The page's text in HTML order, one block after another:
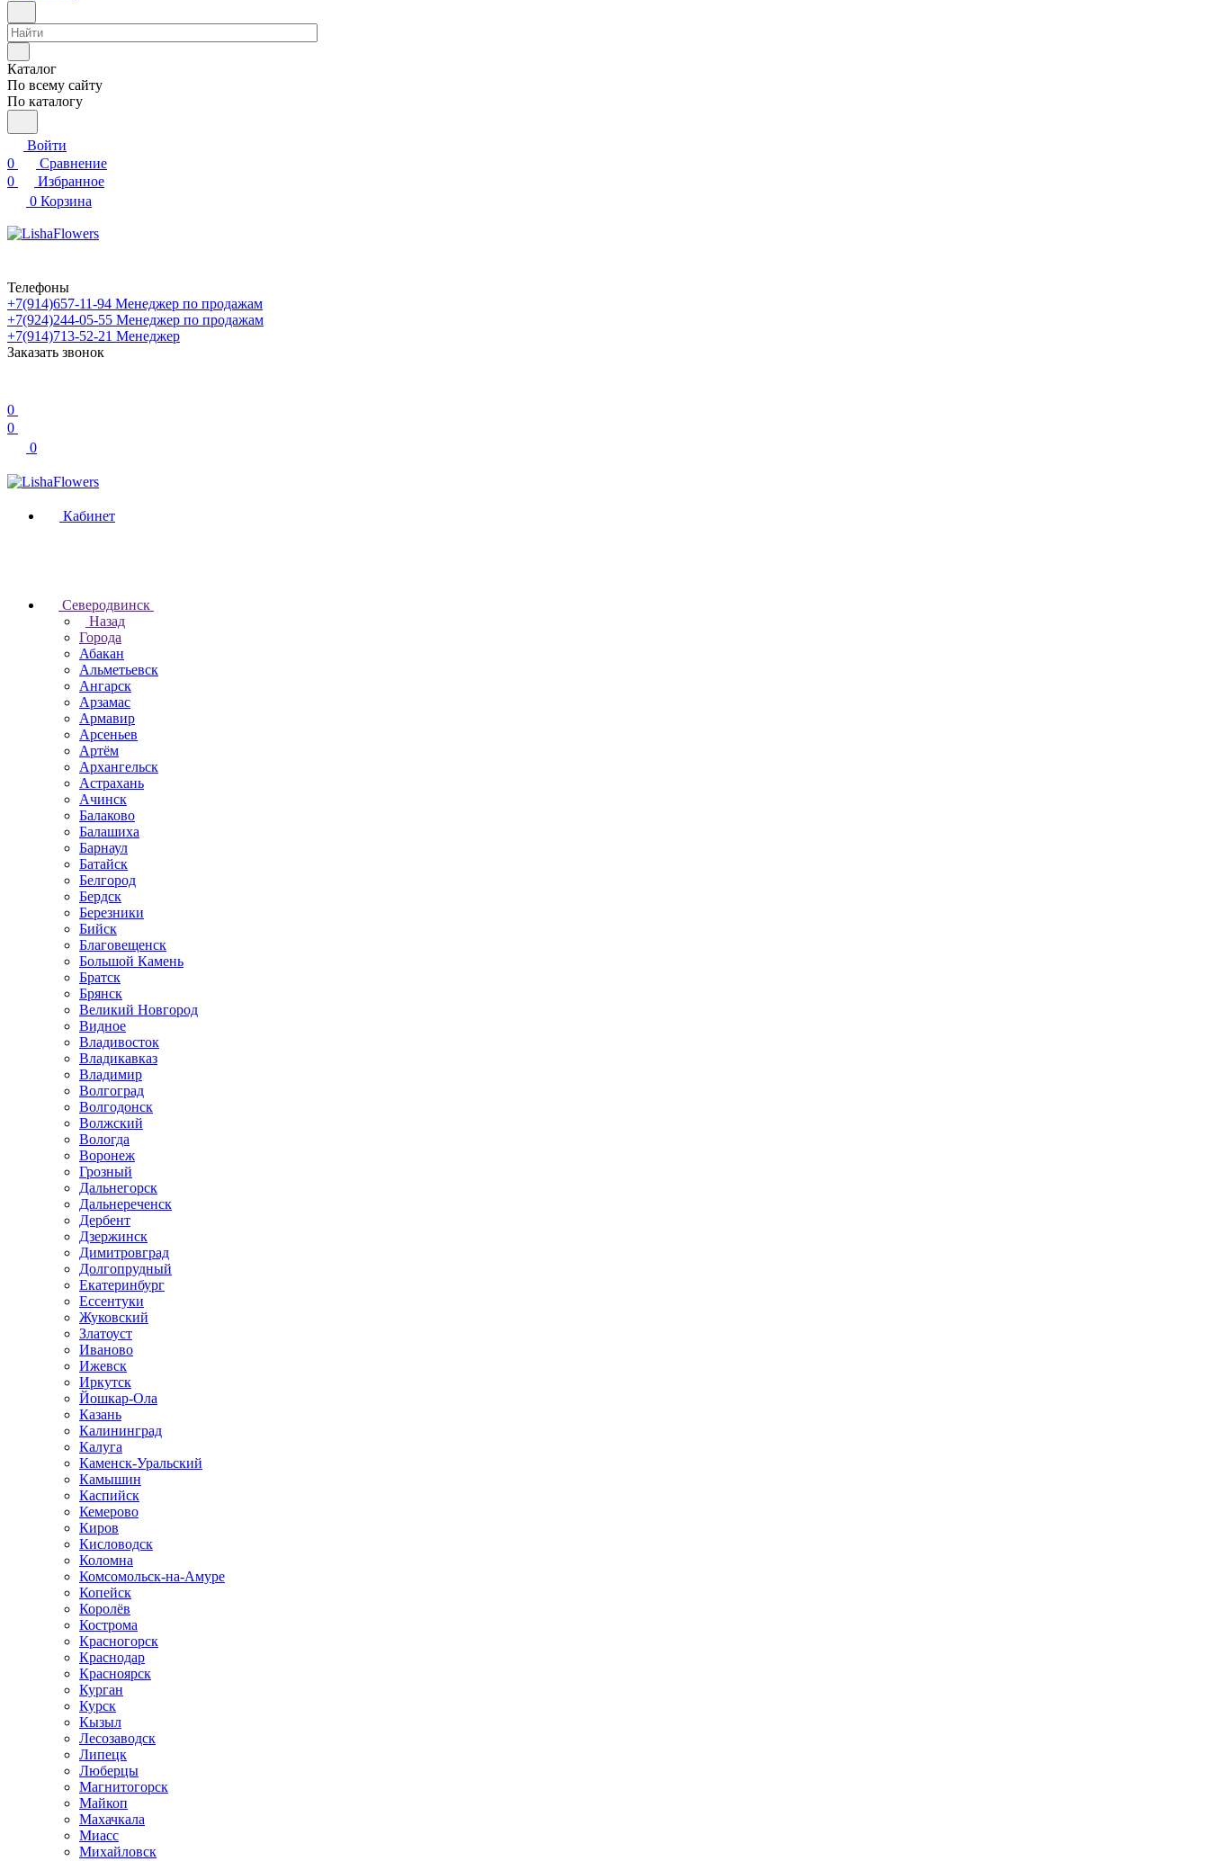
Каталог
По всему сайту
По каталогу
Войти
0
Сравнение
0
Избранное
0 Корзина
Телефоны
+7(914)657-11-94 Менеджер по продажам
+7(924)244-05-55 Менеджер по продажам
+7(914)713-52-21 Менеджер
Заказать звонок
0
0
0
Кабинет
Северодвинск
Назад
Города
Абакан
Альметьевск
Ангарск
Арзамас
Армавир
Арсеньев
Артём
Архангельск
Астрахань
Ачинск
Балаково
Балашиха
Барнаул
Батайск
Белгород
Бердск
Березники
Бийск
Благовещенск
Большой Камень
Братск
Брянск
Великий Новгород
Видное
Владивосток
Владикавказ
Владимир
Волгоград
Волгодонск
Волжский
Вологда
Воронеж
Грозный
Дальнегорск
Дальнереченск
Дербент
Дзержинск
Димитровград
Долгопрудный
Екатеринбург
Ессентуки
Жуковский
Златоуст
Иваново
Ижевск
Иркутск
Йошкар-Ола
Казань
Калининград
Калуга
Каменск-Уральский
Камышин
Каспийск
Кемерово
Киров
Кисловодск
Коломна
Комсомольск-на-Амуре
Копейск
Королёв
Кострома
Красногорск
Краснодар
Красноярск
Курган
Курск
Кызыл
Лесозаводск
Липецк
Люберцы
Магнитогорск
Майкоп
Махачкала
Миасс
Михайловск